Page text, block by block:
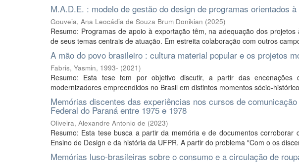
M.A.D.E. : modelo de gestão do design de programas orientados
Gouveia, Ana Leocádia de Souza Brum Donikian (2025)
Resumo: Programas de apoio à exportação têm, na adequação dos
de seus temas centrais de atuação. Em estreita colaboração com outros
A mão do povo brasileiro : cultura material popular e os projetos
Fabris, Yasmin, 1993- (2021)
Resumo: Esta tese tem por objetivo discutir, a partir das
modernizadores empreendidos no Brasil em distintos momentos sócio-
Memórias discentes das experiências nos cursos de
Federal do Paraná entre 1975 e 1978
Oliveira, Alexandre Antonio de (2023)
Resumo: Esta tese busca a partir da memória e de documentos
Ensino de Design e da história da UFPR. A partir do problema "Com o os
Memórias luso-brasileiras sobre o consumo e a circulação de